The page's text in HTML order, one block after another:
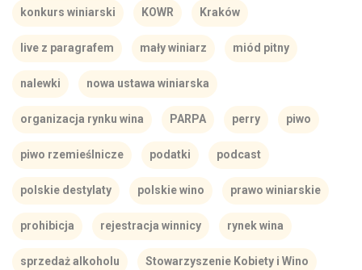
konkurs winiarski KOWR Kraków
live z paragrafem mały winiarz miód pitny
nalewki nowa ustawa winiarska
organizacja rynku wina PARPA perry piwo
piwo rzemieślnicze podatki podcast
polskie destylaty polskie wino prawo winiarskie
prohibicja rejestracja winnicy rynek wina
sprzedaż alkoholu Stowarzyszenie Kobiety i Wino